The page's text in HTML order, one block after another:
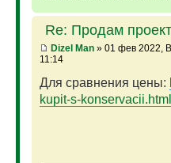
Re: Продам
Dizel Man» 01 фев 2022,
11:14
Для сравнения цены:
kupit-s-konservacii.html